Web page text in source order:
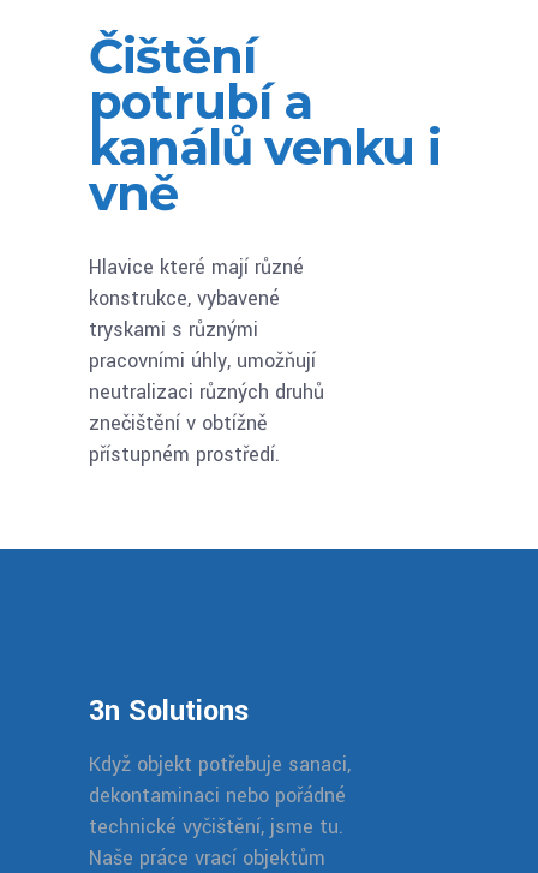
Čištění
potrubí a
kanálů venku i
vně
Hlavice které mají různé
konstrukce, vybavené
tryskami s různými
pracovními úhly, umožňují
neutralizaci různých druhů
znečištění v obtížně
přístupném prostředí.
3n Solutions
Když objekt potřebuje sanaci,
dekontaminaci nebo pořádné
technické vyčištění, jsme tu.
Naše práce vrací objektům